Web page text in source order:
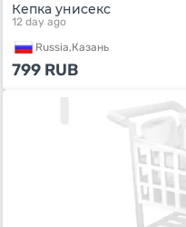
Кепка унисекс
12 day ago
Russia,Казань
799 RUB